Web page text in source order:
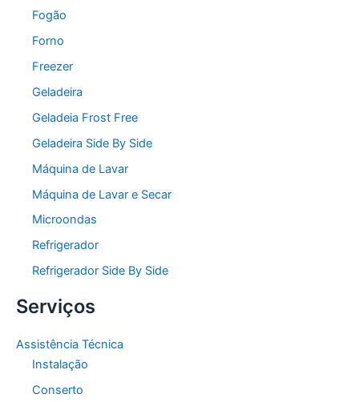
Fogão
Forno
Freezer
Geladeira
Geladeia Frost Free
Geladeira Side By Side
Máquina de Lavar
Máquina de Lavar e Secar
Microondas
Refrigerador
Refrigerador Side By Side
Serviços
Assistência Técnica
Instalação
Conserto